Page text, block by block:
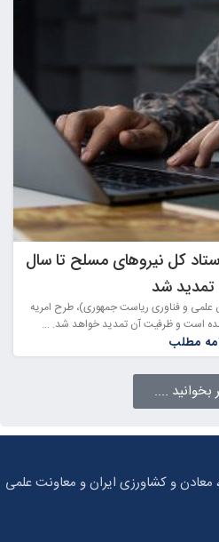
کل نیروهای مسلح تا سال
و فناوری ریاست جمهوری)، طرح امریه
است و ظرفیت آن تمدید خواهد شد. ...
مطلب
بخوانید ....
معادن و کشاورزی ایران و معاونت علمی